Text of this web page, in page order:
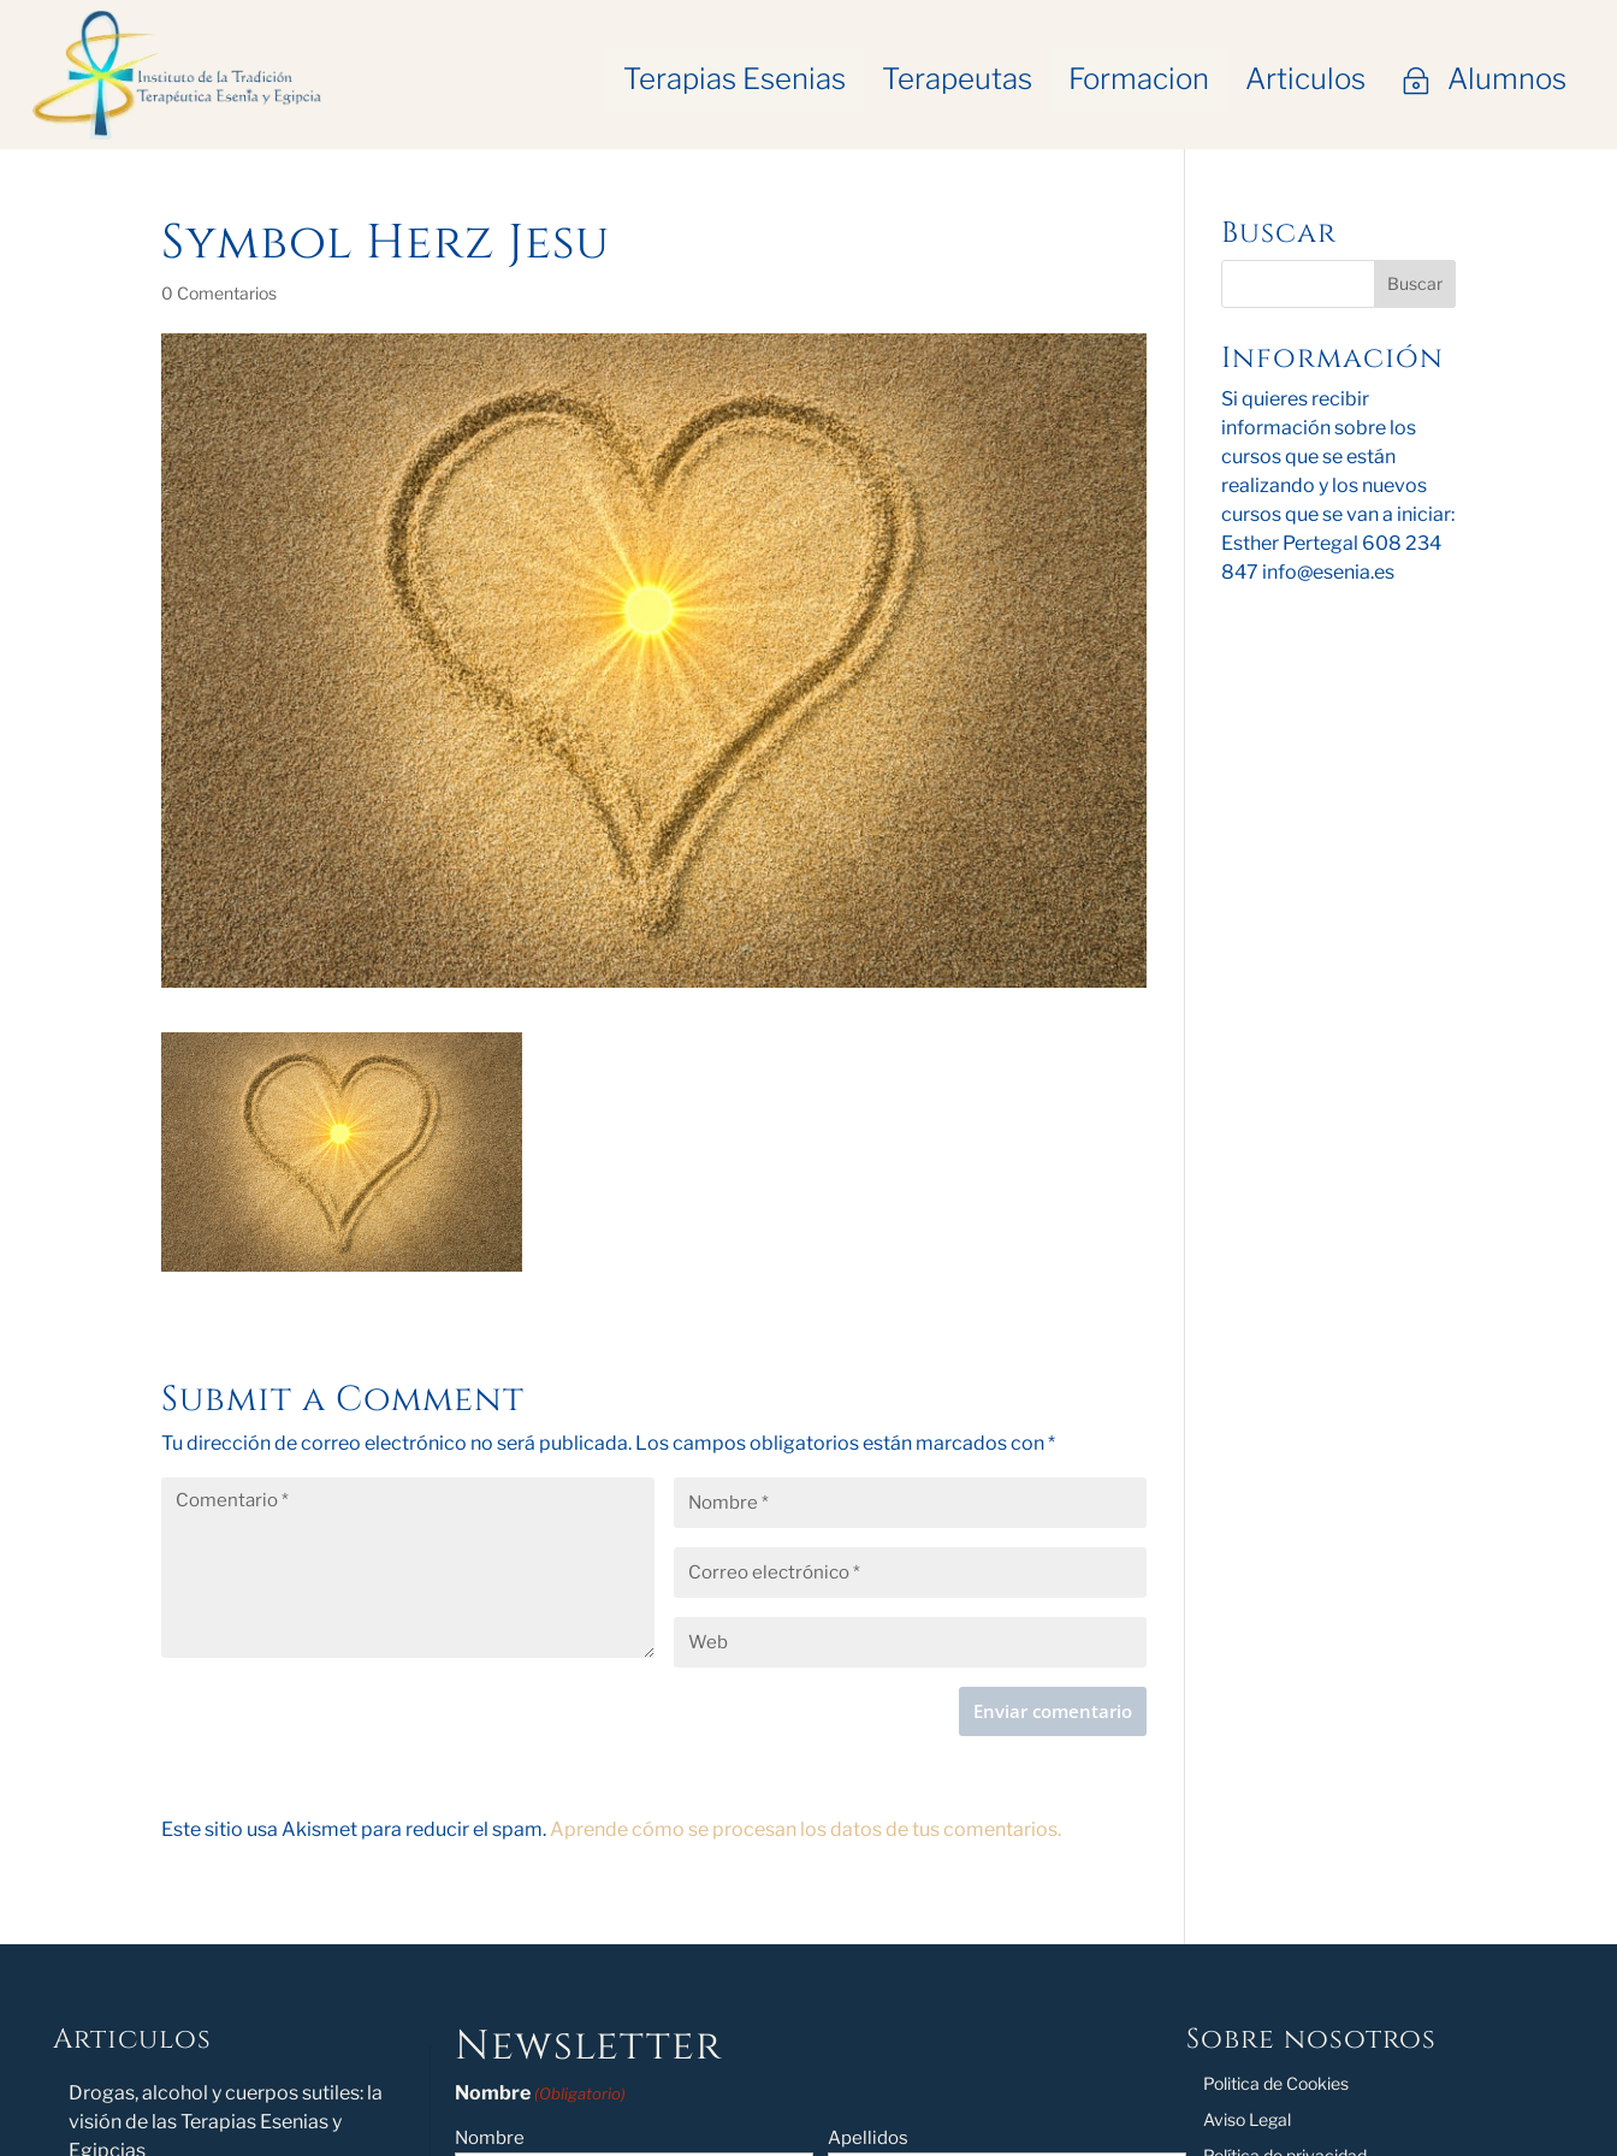
Terapias Esenias Terapeutas Formacion Articulos ~ Alumnos
Symbol Herz Jesu
0 Comentarios
Submit a Comment
Tu dirección de correo electrónico no será publicada. Los campos obligatorios están marcados con*
Este sitio usa Akismet para reducir el spam. Aprende cómo se procesan los datos de tus comentarios.
Buscar
Información
Si quieres recibir
información sobre los
cursos que se están
realizando y los nuevos
cursos que se van a iniciar:
Esther Pertegal 608 234
847 info@esenia.es
Articulos
Novedad
Drogas, alcohol y cuerpos sutiles: la
visión de las Terapias Esenias y
Egipcias
Newsletter
Nombre (Obligatorio)
Nombre Apellidos
Sobre nosotros
Politica de Cookies
Aviso Legal